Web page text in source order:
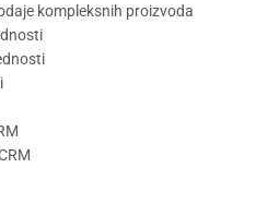
kompleksnih proizvoda